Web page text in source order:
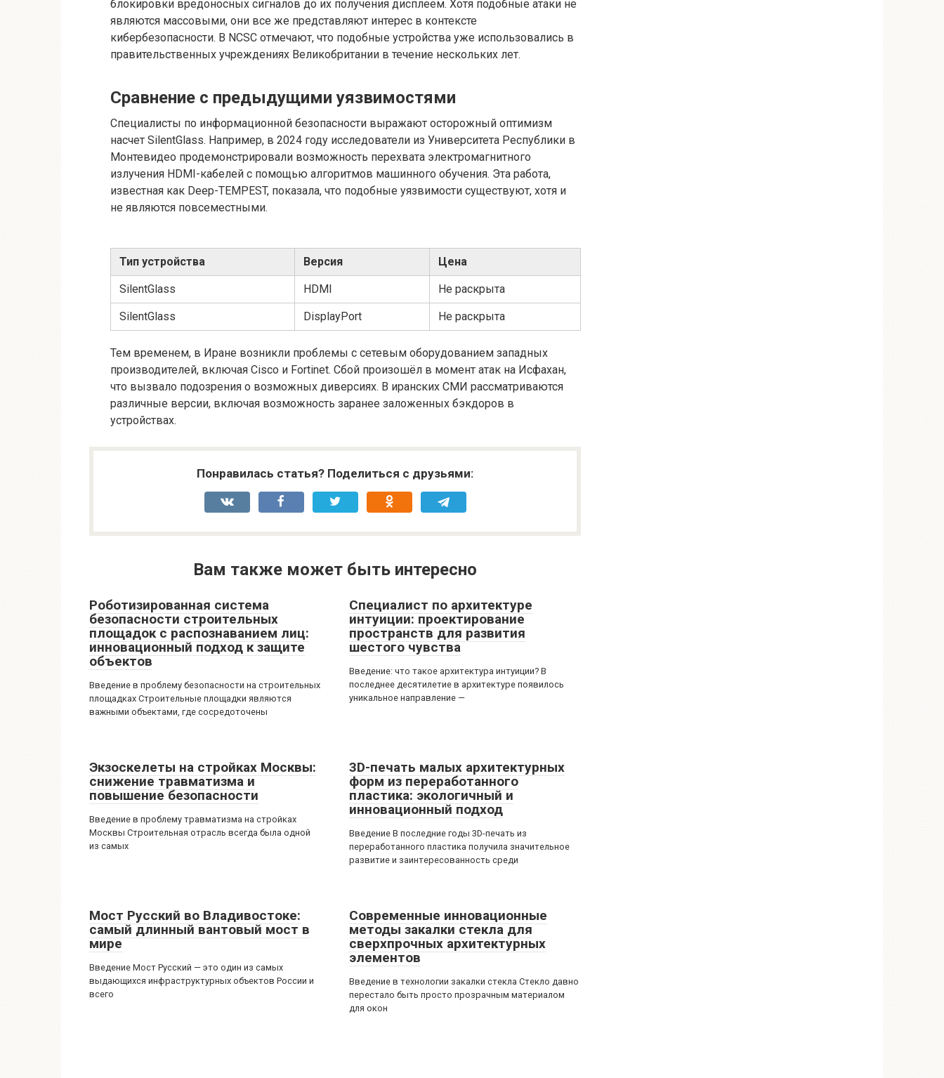
блокировки вредоносных сигналов до их получения дисплеем. Хотя подобные атаки не
являются массовыми, они все же представляют интерес в контексте
кибербезопасности. В NCSC отмечают, что подобные устройства уже использовались в
правительственных учреждениях Великобритании в течение нескольких лет.
Сравнение с предыдущими уязвимостями
Специалисты по информационной безопасности выражают осторожный оптимизм
насчет SilentGlass. Например, в 2024 году исследователи из Университета Республики в
Монтевидео продемонстрировали возможность перехвата электромагнитного
излучения HDMI-кабелей с помощью алгоритмов машинного обучения. Эта работа,
известная как Deep-TEMPEST, показала, что подобные уязвимости существуют, хотя и
не являются повсеместными.
Тип устройства Версия Цена
SilentGlass HDMI Не раскрыта
SilentGlass DisplayPort Не раскрыта
Тем временем, в Иране возникли проблемы с сетевым оборудованием западных
производителей, включая Cisco и Fortinet. Сбой произошёл в момент атак на Исфахан,
что вызвало подозрения о возможных диверсиях. В иранских СМИ рассматриваются
различные версии, включая возможность заранее заложенных бэкдоров в
устройствах.
Понравилась статья? Поделиться с друзьями:
Вам также может быть интересно
Роботизированная система
безопасности строительных
площадок с распознаванием лиц:
инновационный подход к защите
объектов
Введение в проблему безопасности на строительных
площадках Строительные площадки являются
важными объектами, где сосредоточены
Специалист по архитектуре
интуиции: проектирование
пространств для развития
шестого чувства
Введение: что такое архитектура интуиции? В
последнее десятилетие в архитектуре появилось
уникальное направление —
Экзоскелеты на стройках Москвы:
снижение травматизма и
повышение безопасности
Введение в проблему травматизма на стройках
Москвы Строительная отрасль всегда была одной
из самых
3D-печать малых архитектурных
форм из переработанного
пластика: экологичный и
инновационный подход
Введение В последние годы 3D-печать из
переработанного пластика получила значительное
развитие и заинтересованность среди
Мост Русский во Владивостоке:
самый длинный вантовый мост в
мире
Введение Мост Русский — это один из самых
выдающихся инфраструктурных объектов России и
всего
Современные инновационные
методы закалки стекла для
сверхпрочных архитектурных
элементов
Введение в технологии закалки стекла Стекло давно
перестало быть просто прозрачным материалом
для окон